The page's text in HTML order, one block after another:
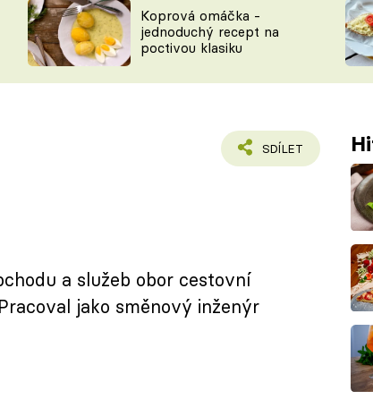
Tipy a triky
KAM ZA JÍDLEM
VYCHYTÁVKY
ČASOPIS
Koprová omáčka -
jednoduchý recept na
poctivou klasiku
SDÍLET
a služeb obor cestovní
jako směnový inženýr